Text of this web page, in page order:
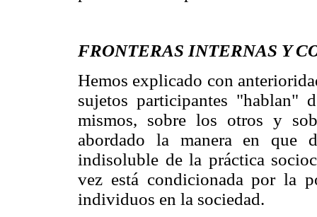
FRONTERAS INTERNAS Y
Hemos explicado con
sujetos participantes "hablan"
mismos, sobre los otros y
abordado la manera en que
indisoluble de la práctica
vez está condicionada por la
individuos en la sociedad.